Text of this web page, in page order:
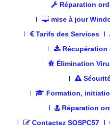
Réparation
mise à jour
Tarifs des Services
Récupération
Élimination
Formation,
Réparation
Contactez SOSPC57